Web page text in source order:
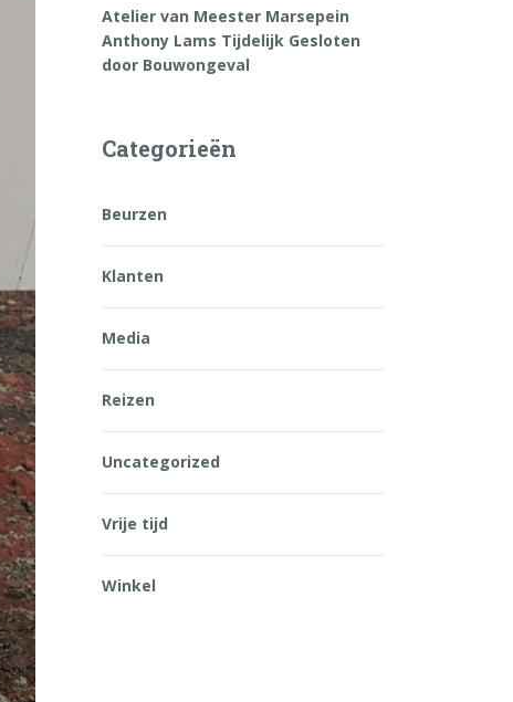
Atelier van Meester Marsepein
Anthony Lams Tijdelijk Gesloten
door Bouwongeval
Categorieën
Beurzen
Klanten
Media
Reizen
Uncategorized
Vrije tijd
Winkel